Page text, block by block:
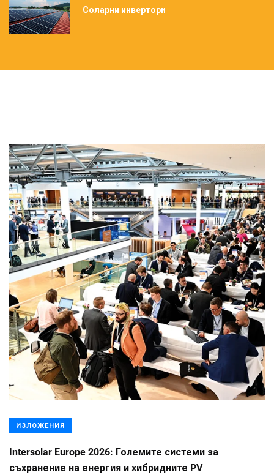
Соларни инвертори
ИЗЛОЖЕНИЯ
Intersolar Europe 2026: Големите системи за
съхранение на енергия и хибридните PV